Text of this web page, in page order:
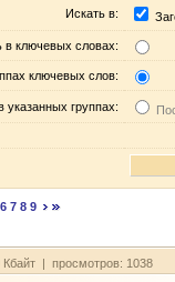
Искать в:
в ключевых словах:
ключевых слов:
указанных группах:
6 7 8 9
| просмотров: 1038